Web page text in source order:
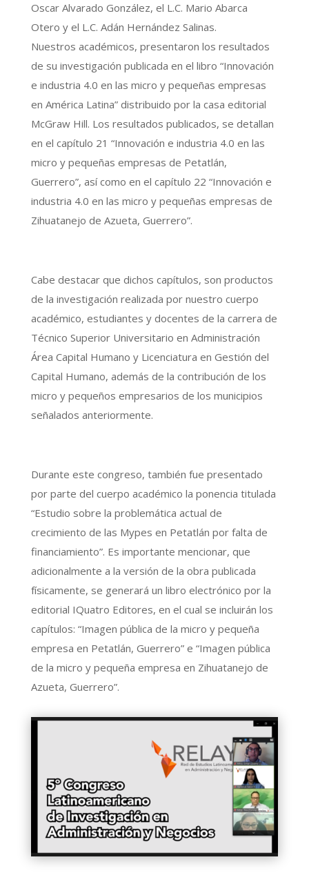
Oscar Alvarado González, el L.C. Mario Abarca
Otero y el L.C. Adán Hernández Salinas.
Nuestros académicos, presentaron los resultados
de su investigación publicada en el libro “Innovación
e industria 4.0 en las micro y pequeñas empresas
en América Latina” distribuido por la casa editorial
McGraw Hill. Los resultados publicados, se detallan
en el capítulo 21 “Innovación e industria 4.0 en las
micro y pequeñas empresas de Petatlán,
Guerrero”, así como en el capítulo 22 “Innovación e
industria 4.0 en las micro y pequeñas empresas de
Zihuatanejo de Azueta, Guerrero”.
Cabe destacar que dichos capítulos, son productos
de la investigación realizada por nuestro cuerpo
académico, estudiantes y docentes de la carrera de
Técnico Superior Universitario en Administración
Área Capital Humano y Licenciatura en Gestión del
Capital Humano, además de la contribución de los
micro y pequeños empresarios de los municipios
señalados anteriormente.
Durante este congreso, también fue presentado
por parte del cuerpo académico la ponencia titulada
“Estudio sobre la problemática actual de
crecimiento de las Mypes en Petatlán por falta de
financiamiento”. Es importante mencionar, que
adicionalmente a la versión de la obra publicada
físicamente, se generará un libro electrónico por la
editorial IQuatro Editores, en el cual se incluirán los
capítulos: “Imagen pública de la micro y pequeña
empresa en Petatlán, Guerrero” e “Imagen pública
de la micro y pequeña empresa en Zihuatanejo de
Azueta, Guerrero”.